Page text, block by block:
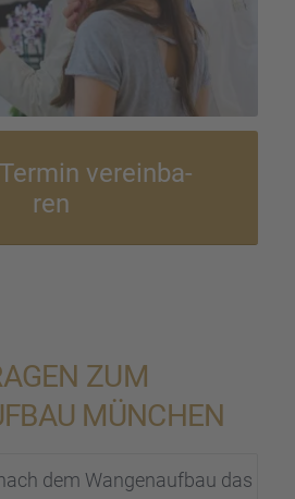
verein­ba­
ren
ZUM
MÜNCHEN
dem Wangen­auf­bau das